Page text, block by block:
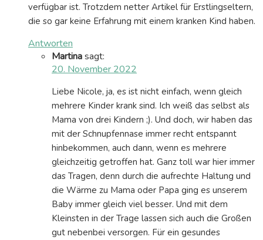
verfügbar ist. Trotzdem netter Artikel für Erstlingseltern,
die so gar keine Erfahrung mit einem kranken Kind haben.
Antworten
Martinasagt:
20. November 2022
Liebe Nicole, ja, es ist nicht einfach, wenn gleich
mehrere Kinder krank sind. Ich weiß das selbst als
Mama von drei Kindern ;). Und doch, wir haben das
mit der Schnupfennase immer recht entspannt
hinbekommen, auch dann, wenn es mehrere
gleichzeitig getroffen hat. Ganz toll war hier immer
das Tragen, denn durch die aufrechte Haltung und
die Wärme zu Mama oder Papa ging es unserem
Baby immer gleich viel besser. Und mit dem
Kleinsten in der Trage lassen sich auch die Großen
gut nebenbei versorgen. Für ein gesundes